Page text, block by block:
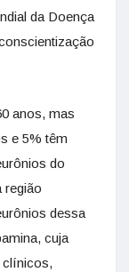
da Doença
anos, mas
e 5% têm
do
região
dessa
cuja
clínicos,